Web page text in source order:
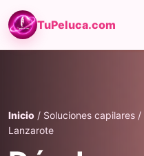
TuPeluca.com
Inicio / Soluciones capilares
Lanzarote